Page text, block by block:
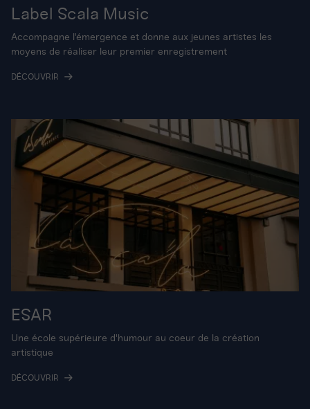
Label Scala Music
Accompagne l'émergence et donne aux jeunes artistes les
moyens de réaliser leur premier enregistrement
DÉCOUVRIR
ESAR
Une école supérieure d'humour au coeur de la création
artistique
DÉCOUVRIR